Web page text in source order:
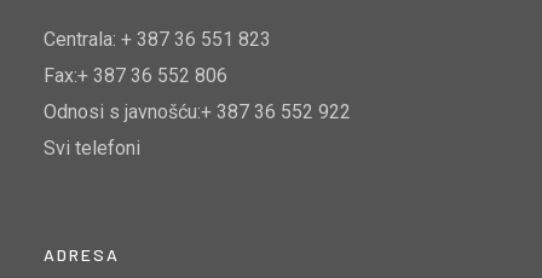
Centrala: + 387 36 551 823
Fax:+ 387 36 552 806
Odnosi s javnošću:+ 387 36 552 922
Svi telefoni
ADRESA